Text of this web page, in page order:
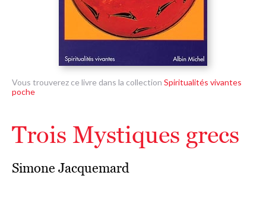
Vous trouverez ce livre dans la collection Spiritualités vivantes
poche
Trois Mystiques grecs
Simone Jacquemard